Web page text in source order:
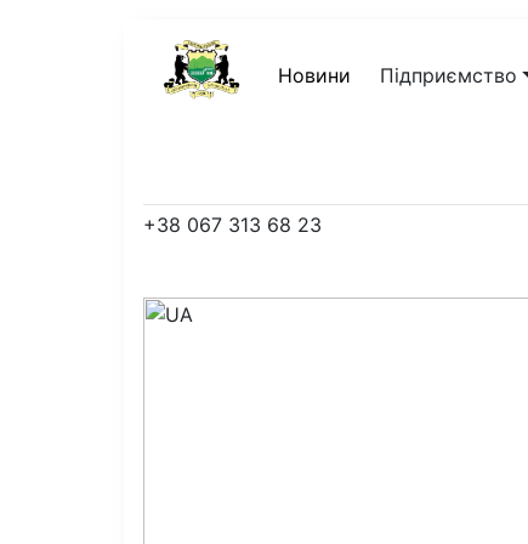
Новини Підприємство
+38 067 313 68 23